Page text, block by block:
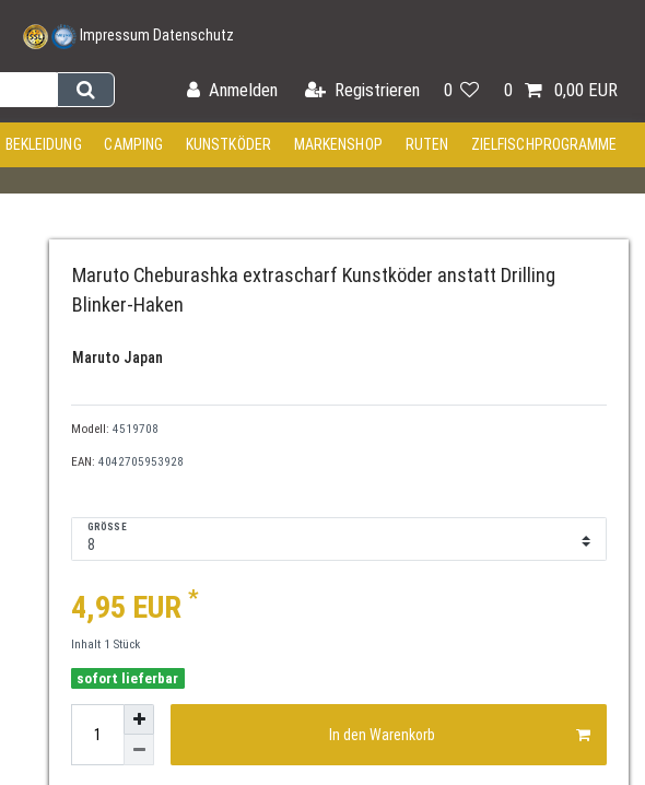
Impressum Datenschutz
Anmelden Registrieren 0 0 0,00 EUR
BEKLEIDUNG CAMPING KUNSTKÖDER MARKENSHOP RUTEN ZIELFISCHPROGRAMME
Maruto Cheburashka extrascharf Kunstköder anstatt Drilling
Blinker-Haken
Maruto Japan
Modell: 4519708
EAN: 4042705953928
GRÖSSE
4,95 EUR *
Inhalt 1 Stück
sofort lieferbar
In den Warenkorb